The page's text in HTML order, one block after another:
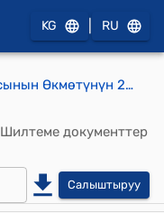
KG RU
Кыргыз Республикасынын Өкмөтүнүн 2007-жылдын 4-сентябрындагы № 315-б "Эки тараптуу маселелерди комплекстүү кароо боюнча кыргыз-тажик өкмөттөр аралык комиссиянын кыргыз бөлүгү бекитилүү боюнча"буйругу
Шилтеме документтер
Салыштыруу